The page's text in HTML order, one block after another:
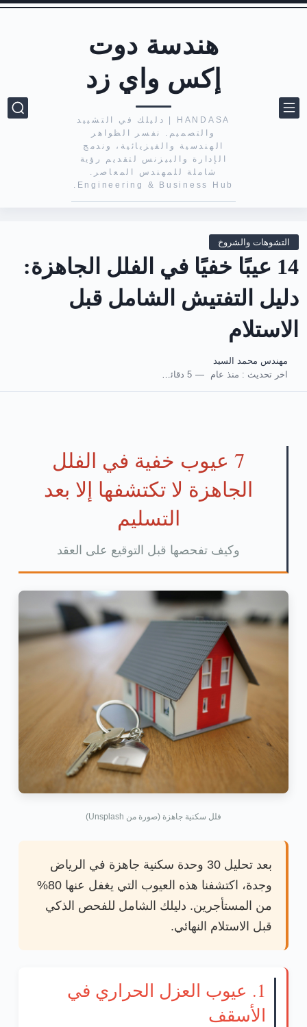
هندسة دوت
إكس واي زد
HANDASA | دليلك في التشييد
والتصميم. نفسر الظواهر
الهندسية والفيزيائية، وندمج
الإدارة والبيزنس لتقديم رؤية
شاملة للمهندس المعاصر.
Engineering & Business Hub.
التشوهات والشروخ
14 عيبًا خفيًا في الفلل الجاهزة:
دليل التفتيش الشامل قبل
الاستلام
مهندس محمد السيد
اخر تحديث : منذ عام 5 دقائق للقراءة
7 عيوب خفية في الفلل
الجاهزة لا تكتشفها إلا بعد
التسليم
وكيف تفحصها قبل التوقيع على العقد
فلل سكنية جاهزة (صورة من Unsplash)
بعد تحليل 30 وحدة سكنية جاهزة في الرياض
وجدة، اكتشفنا هذه العيوب التي يغفل عنها 80%
من المستأجرين. دليلك الشامل للفحص الذكي
قبل الاستلام النهائي.
1. عيوب العزل الحراري في
الأسقف